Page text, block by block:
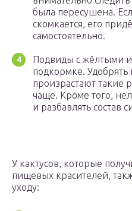
была пересушена.
скомкается, его
самостоятельно.
Подвиды с жёлтыми
подкормке. Удобрять
произрастают такие
чаще. Кроме того,
и разбавлять состав
У кактусов, которые
пищевых красителей,
уходу: